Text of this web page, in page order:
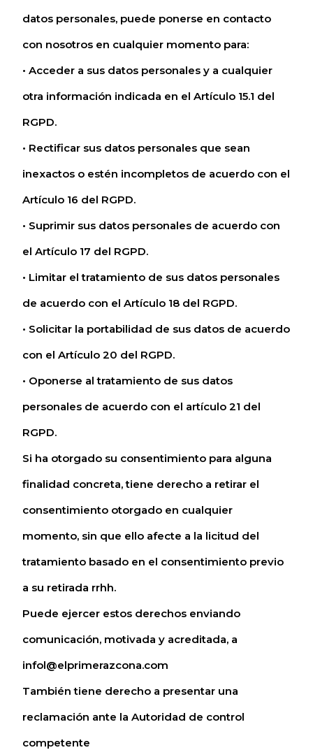
datos personales, puede ponerse en contacto
con nosotros en cualquier momento para:
• Acceder a sus datos personales y a cualquier
otra información indicada en el Artículo 15.1 del
RGPD.
• Rectificar sus datos personales que sean
inexactos o estén incompletos de acuerdo con el
Artículo 16 del RGPD.
• Suprimir sus datos personales de acuerdo con
el Artículo 17 del RGPD.
• Limitar el tratamiento de sus datos personales
de acuerdo con el Artículo 18 del RGPD.
• Solicitar la portabilidad de sus datos de acuerdo
con el Artículo 20 del RGPD.
• Oponerse al tratamiento de sus datos
personales de acuerdo con el artículo 21 del
RGPD.
Si ha otorgado su consentimiento para alguna
finalidad concreta, tiene derecho a retirar el
consentimiento otorgado en cualquier
momento, sin que ello afecte a la licitud del
tratamiento basado en el consentimiento previo
a su retirada rrhh.
Puede ejercer estos derechos enviando
comunicación, motivada y acreditada, a
infol@elprimerazcona.com
También tiene derecho a presentar una
reclamación ante la Autoridad de control
competente